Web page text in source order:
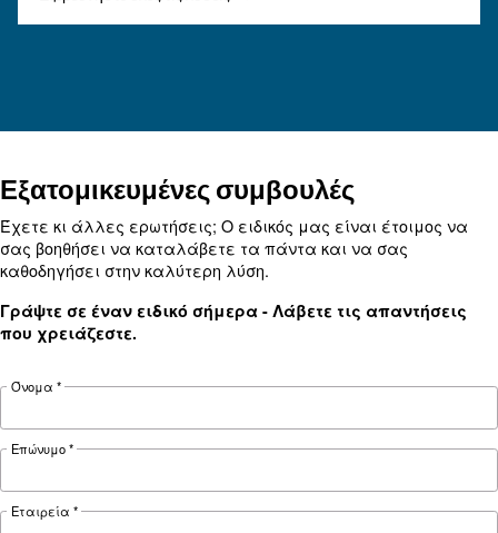
ΠΕΠΙΕΣΜΈΝΟΣ ΑΈΡΑΣ
Οι κύριες Συχνές
Παρακολούθησης
Τα συστήματα παρακολούθησης είναι